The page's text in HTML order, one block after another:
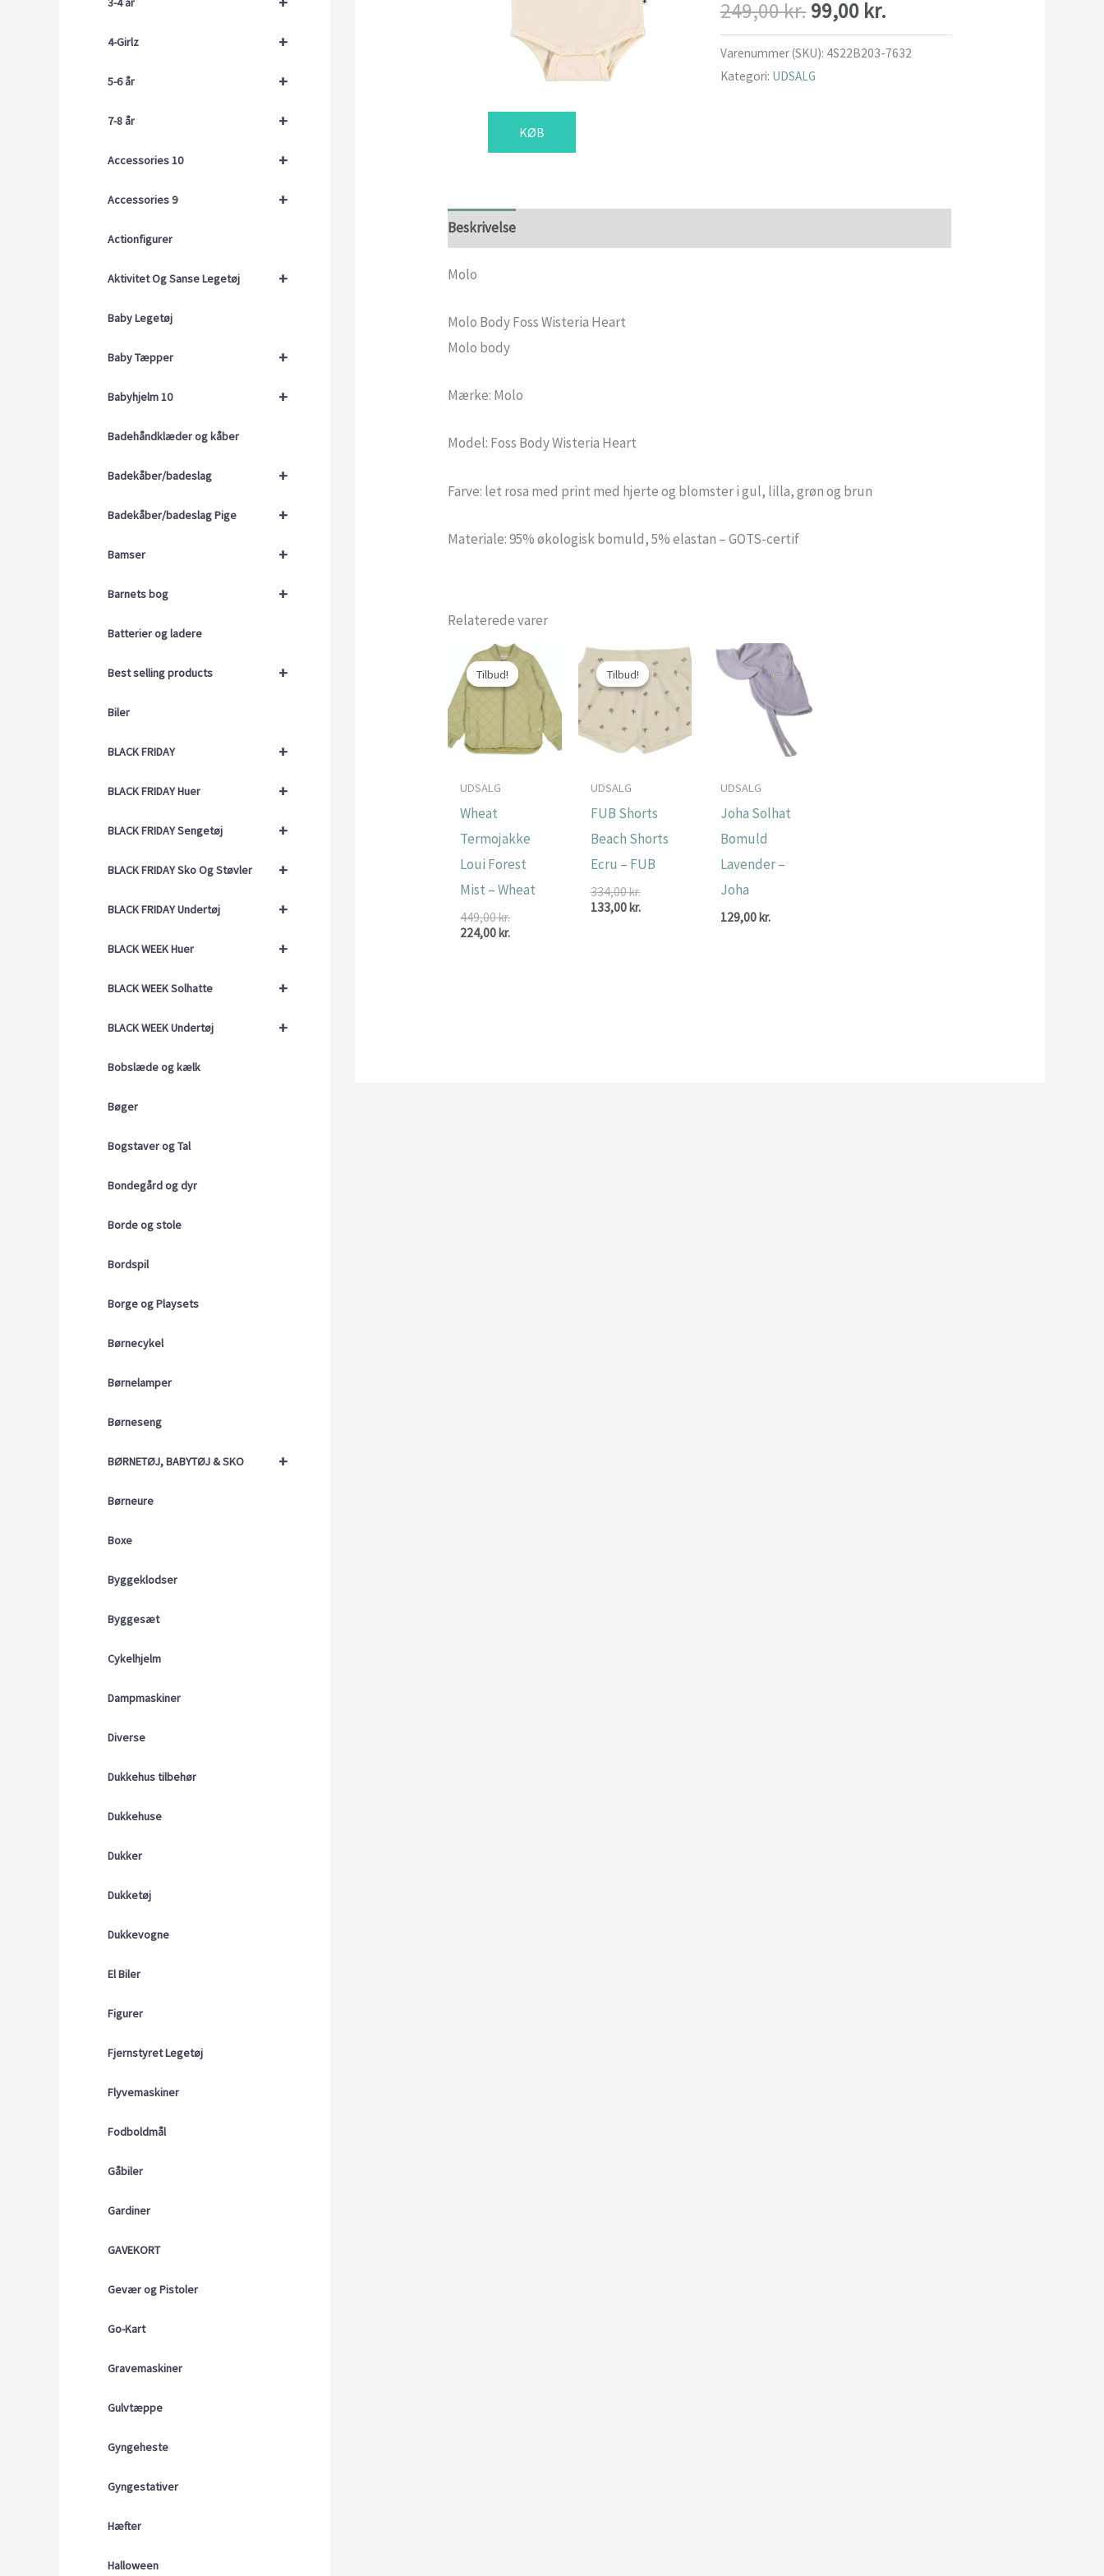
+
4-Girlz
+
5-6 år
+
7-8 år
+
Accessories 10
+
Accessories 9
Actionfigurer
+
Aktivitet Og Sanse Legetøj
Baby Legetøj
+
Baby Tæpper
+
Babyhjelm 10
Badehåndklæder og kåber
+
Badekåber/badeslag
+
Badekåber/badeslag Pige
+
Bamser
+
Barnets bog
Batterier og ladere
+
Best selling products
Biler
+
BLACK FRIDAY
+
BLACK FRIDAY Huer
+
BLACK FRIDAY Sengetøj
+
BLACK FRIDAY Sko Og Støvler
+
BLACK FRIDAY Undertøj
+
BLACK WEEK Huer
+
BLACK WEEK Solhatte
+
BLACK WEEK Undertøj
Bobslæde og kælk
Bøger
Bogstaver og Tal
Bondegård og dyr
Borde og stole
Bordspil
Borge og Playsets
Børnecykel
Børnelamper
Børneseng
+
BØRNETØJ, BABYTØJ & SKO
Børneure
Boxe
Byggeklodser
Byggesæt
Cykelhjelm
Dampmaskiner
Diverse
Dukkehus tilbehør
Dukkehuse
Dukker
Dukketøj
Dukkevogne
El Biler
Figurer
Fjernstyret Legetøj
Flyvemaskiner
Fodboldmål
Gåbiler
Gardiner
GAVEKORT
Gevær og Pistoler
Go-Kart
Gravemaskiner
Gulvtæppe
Gyngeheste
Gyngestativer
Hæfter
Halloween
249,00kr. Den
oprindelige
pris
99,00 kr.Den
aktuelle
Varenummer (SKU): 4S22B203-7632
Kategori: UDSALG
KØB
Beskrivelse
Molo
Molo Body Foss Wisteria Heart
Molo body
Mærke: Molo
Model: Foss Body Wisteria Heart
Farve: let rosa med print med hjerte og blomster i gul, lilla, grøn og brun
Materiale: 95% økologisk bomuld, 5% elastan – GOTS-certif
Relaterede varer
Tilbud!
Tilbud!
UDSALG
Wheat
Termojakke
Loui Forest
Mist – Wheat
449,00kr.Den
oprindelige
224,00 kr.Den
Tilbud!
Tilbud!
UDSALG
FUB Shorts
Beach Shorts
Ecru – FUB
334,00kr.Den
oprindelige
133,00 kr.Den
UDSALG
Joha Solhat
Bomuld
Lavender –
Joha
129,00 kr.